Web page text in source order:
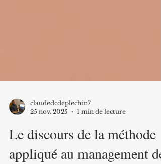
25 nov. 2025
1 min de lecture